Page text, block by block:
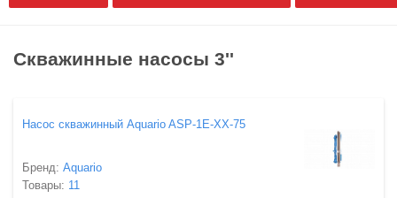
Скважинные насосы 3''
Насос скважинный Aquario ASP-1E-XX-75
Бренд: Aquario
Товары: 11